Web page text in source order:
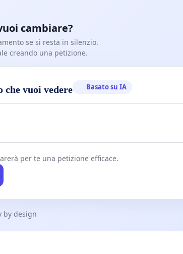
cambiare?
se si resta in silenzio.
creando una petizione.
vuoi vedere Basato su IA
per te una petizione efficace.
by design